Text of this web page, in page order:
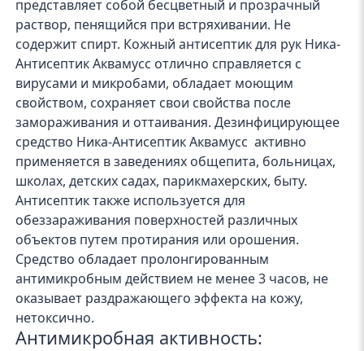
представляет собой бесцветный и прозрачный
раствор, пенящийся при встряхивании. Не
содержит спирт. Кожный антисептик для рук Ника-
Антисептик Аквамусс отлично справляется с
вирусами и микробами, обладает моющим
свойством, сохраняет свои свойства после
замораживания и оттаивания. Дезинфицирующее
средство Ника-Антисептик Аквамусс активно
применяется в заведениях общепита, больницах,
школах, детских садах, парикмахерских, быту.
Антисептик также используется для
обеззараживания поверхностей различных
объектов путем протирания или орошения.
Средство обладает пролонгированным
антимикробным действием не менее 3 часов, не
оказывает раздражающего эффекта на кожу,
нетоксично.
Антимикробная активность: